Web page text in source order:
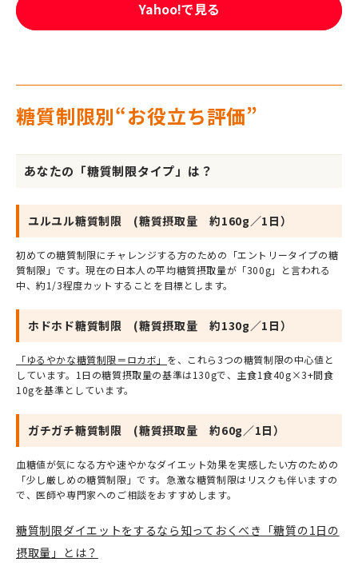
Yahoo!で見る
糖質制限別“お役立ち評価”
あなたの「糖質制限タイプ」は？
ユルユル糖質制限 (糖質摂取量 約160g／1日）
初めての糖質制限にチャレンジする方のための「エントリータイプの糖
質制限」です。現在の日本人の平均糖質摂取量が「300g」と言われる
中、約1/3程度カットすることを目標とします。
ホドホド糖質制限 (糖質摂取量 約130g／1日）
「ゆるやかな糖質制限＝ロカボ」 を、これら3つの糖質制限の中心値と
しています。1日の糖質摂取量の基準は130gで、主食1食40g×3+間食
10gを基準としています。
ガチガチ糖質制限 (糖質摂取量 約60g／1日）
血糖値が気になる方や速やかなダイエット効果を実感したい方のための
「少し厳しめの糖質制限」です。急激な糖質制限はリスクも伴いますの
で、医師や専門家へのご相談をおすすめします。
糖質制限ダイエットをするなら知っておくべき「糖質の1日の
摂取量」とは？